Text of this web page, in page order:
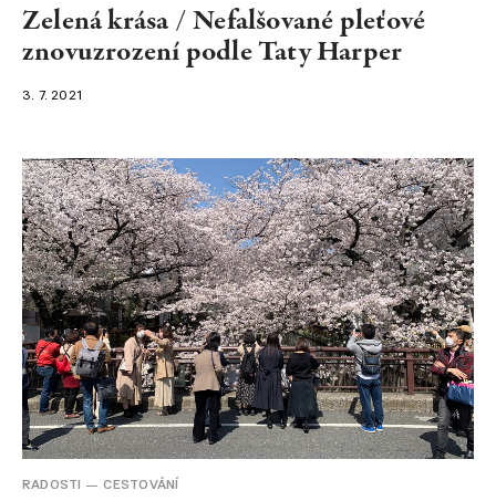
Zelená krása / Nefalšované pleťové
znovuzrození podle Taty Harper
3. 7. 2021
RADOSTI CESTOVÁNÍ